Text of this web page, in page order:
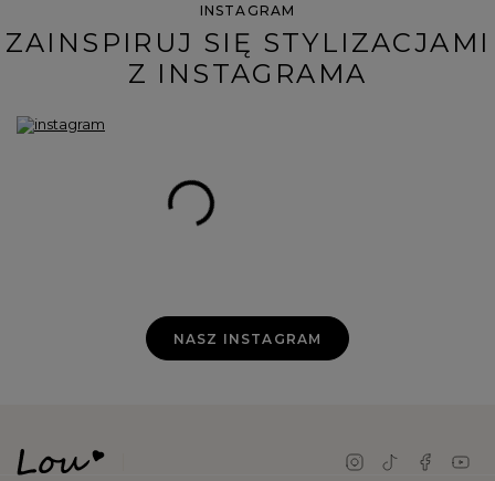
INSTAGRAM
ZAINSPIRUJ SIĘ STYLIZACJAMI
Z INSTAGRAMA
NASZ INSTAGRAM